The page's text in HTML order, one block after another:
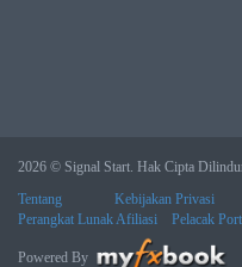
2026 © Signal Start. Hak Cipta
Tentang
Kebijakan Privasi
Perangkat Lunak Afiliasi
Pelacak
Powered By